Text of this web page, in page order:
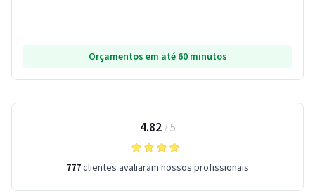
Orçamentos em até 60 minutos
4.82/ 5
777clientes avaliaram nossos profissionais